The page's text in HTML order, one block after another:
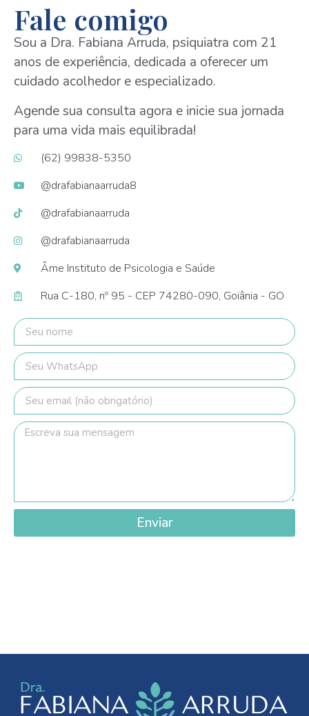
Fale comigo
Sou a Dra. Fabiana Arruda, psiquiatra com 21
anos de experiência, dedicada a oferecer um
cuidado acolhedor e especializado.
Agende sua consulta agora e inicie sua jornada
para uma vida mais equilibrada!
(62) 99838-5350
@drafabianaarruda8
@drafabianaarruda
@drafabianaarruda
Âme Instituto de Psicologia e Saúde
Rua C-180, nº 95 - CEP 74280-090, Goiânia - GO
Enviar